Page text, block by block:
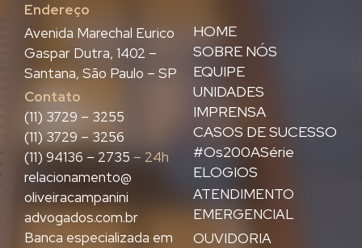
Endereço
HOME
SOBRE NÓS
EQUIPE
UNIDADES
IMPRENSA
CASOS DE SUCESSO
#Os200ASérie
ELOGIOS
ATENDIMENTO
EMERGENCIAL
OUVIDORIA
Avenida Marechal Eurico
Gaspar Dutra, 1402 –
Santana, São Paulo – SP
Contato
(11) 3729 – 3255
(11) 3729 – 3256
(11) 94136 – 2735 – 24h
relacionamento@
oliveiracampanini
advogados.com.br
Banca especializada em